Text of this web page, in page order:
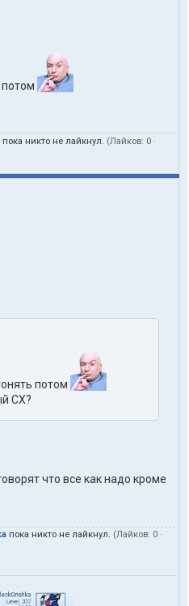
пока никто не лайкнул. (Лайков: 0 ·
потом
СХ?
что все как надо кроме
пока никто не лайкнул. (Лайков: 0 ·